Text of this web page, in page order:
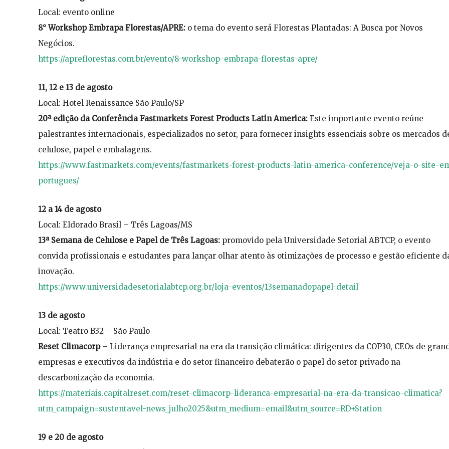
Local: evento online
8° Workshop Embrapa Florestas/APRE: o tema do evento será Florestas Plantadas: A Busca por Novos
Negócios.
https://apreflorestas.com.br/evento/8-workshop-embrapa-florestas-apre/
11, 12 e 13 de agosto
Local: Hotel Renaissance São Paulo/SP
20ª edição da Conferência Fastmarkets Forest Products Latin America: Este importante evento reúne
palestrantes internacionais, especializados no setor, para fornecer insights essenciais sobre os mercados
celulose, papel e embalagens.
https://www.fastmarkets.com/events/fastmarkets-forest-products-latin-america-conference/veja-o-site-
portugues/
12 a 14 de agosto
Local: Eldorado Brasil – Três Lagoas/MS
13ª Semana de Celulose e Papel de Três Lagoas: promovido pela Universidade Setorial ABTCP, o evento
convida profissionais e estudantes para lançar olhar atento às otimizações de processo e gestão eficiente
inovação.
https://www.universidadesetorialabtcp.org.br/loja-eventos/13semanadopapel-detail
13 de agosto
Local: Teatro B32 – São Paulo
Reset Climacorp – Liderança empresarial na era da transição climática: dirigentes da COP30, CEOs de
empresas e executivos da indústria e do setor financeiro debaterão o papel do setor privado na
descarbonização da economia.
https://materiais.capitalreset.com/reset-climacorp-lideranca-empresarial-na-era-da-transicao-climatica?
utm_campaign=sustentavel-news_julho2025&utm_medium=email&utm_source=RD+Station
19 e 20 de agosto